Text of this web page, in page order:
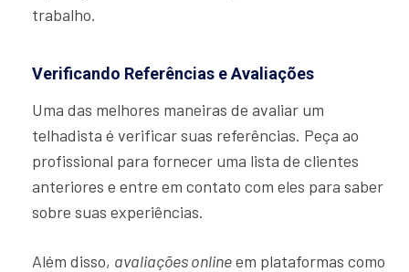
trabalho.
Verificando Referências e Avaliações
Uma das melhores maneiras de avaliar um
telhadista é verificar suas referências. Peça ao
profissional para fornecer uma lista de clientes
anteriores e entre em contato com eles para saber
sobre suas experiências.
Além disso, avaliações onlineem plataformas como